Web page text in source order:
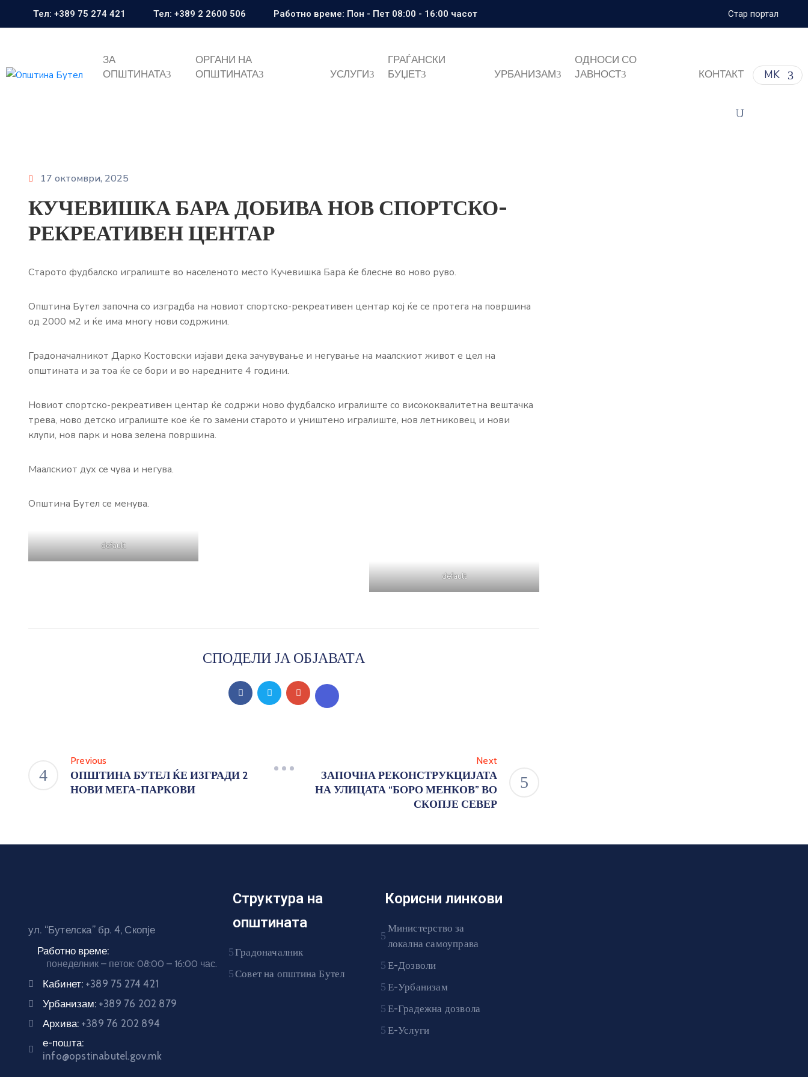
Тел: +389 75 274 421 Тел: +389 2 2600 506 Работно време: Пон - Пет 08:00 - 16:00 часот Стар портал
ЗА
ОПШТИНАТА
ОРГАНИ НА
ОПШТИНАТА
УСЛУГИ
ГРАЃАНСКИ
БУЏЕТ
УРБАНИЗАМ
ОДНОСИ СО
ЈАВНОСТ
КОНТАКТ MK
17 октомври, 2025
КУЧЕВИШКА БАРА ДОБИВА НОВ СПОРТСКО-
РЕКРЕАТИВЕН ЦЕНТАР
Старото фудбалско игралиште во населеното место Кучевишка Бара ќе блесне во ново руво.
Општина Бутел започна со изградба на новиот спортско-рекреативен центар кој ќе се протега на површина
од 2000 м2 и ќе има многу нови содржини.
Градоначалникот Дарко Костовски изјави дека зачувување и негување на маалскиот живот е цел на
општината и за тоа ќе се бори и во наредните 4 години.
Новиот спортско-рекреативен центар ќе содржи ново фудбалско игралиште со висококвалитетна вештачка
трева, ново детско игралиште кое ќе го замени старото и уништено игралиште, нов летниковец и нови
клупи, нов парк и нова зелена површина.
Маалскиот дух се чува и негува.
Општина Бутел се менува.
default
default
СПОДЕЛИ ЈА ОБЈАВАТА
Previous
ОПШТИНА БУТЕЛ ЌЕ ИЗГРАДИ 2
НОВИ МЕГА-ПАРКОВИ
Next
ЗАПОЧНА РЕКОНСТРУКЦИЈАТА
НА УЛИЦАТА “БОРО МЕНКОВ” ВО
СКОПЈЕ СЕВЕР
ул. “Бутелска” бр. 4, Скопје
Работно време:
понеделник – петок: 08:00 – 16:00 час.
Кабинет: +389 75 274 421
Урбанизам: +389 76 202 879
Архива: +389 76 202 894
е-пошта:
info@opstinabutel.gov.mk
Структура на
општината
Градоначалник
Совет на општина Бутел
Корисни линкови
Министерство за
локална самоуправа
Е-Дозволи
Е-Урбанизам
Е-Градежна дозвола
Е-Услуги